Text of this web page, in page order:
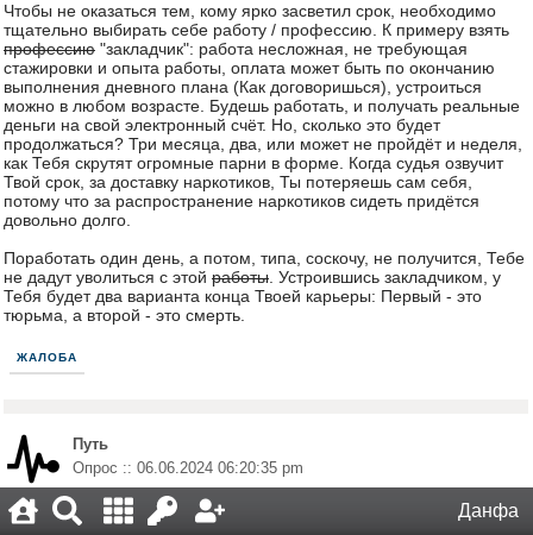
Данфа
Чтобы не оказаться тем, кому ярко засветил срок, необходимо
тщательно выбирать себе работу / профессию. К примеру взять
профессию "закладчик": работа несложная, не требующая
стажировки и опыта работы, оплата может быть по окончанию
выполнения дневного плана (Как договоришься), устроиться
можно в любом возрасте. Будешь работать, и получать реальные
деньги на свой электронный счёт. Но, сколько это будет
продолжаться? Три месяца, два, или может не пройдёт и неделя,
как Тебя скрутят огромные парни в форме. Когда судья озвучит
Твой срок, за доставку наркотиков, Ты потеряешь сам себя,
потому что за распространение наркотиков сидеть придётся
довольно долго.
Поработать один день, а потом, типа, соскочу, не получится, Тебе
не дадут уволиться с этой работы . Устроившись закладчиком, у
Тебя будет два варианта конца Твоей карьеры: Первый - это
тюрьма, а второй - это смерть.
ЖАЛОБА
Путь
Опрос :: 06.06.2024 06:20:35 pm
Что мотивирует Тебя вести здоровый образ
жизни?